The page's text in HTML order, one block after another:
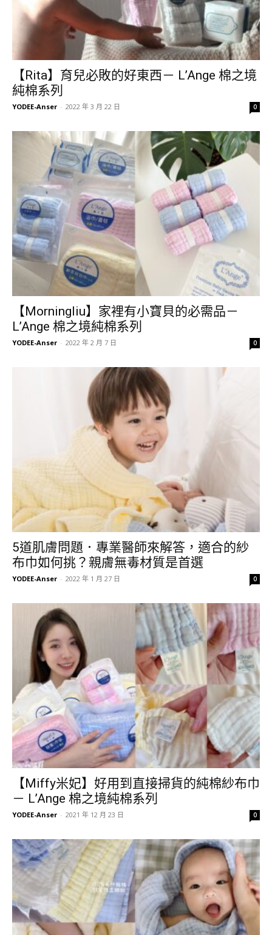
【Rita】育兒必敗的好東西－ L’Ange 棉之境
純棉系列
YODEE-Anser - 2022 年 3 月 22 日 0
【Morningliu】家裡有小寶貝的必需品－
L’Ange 棉之境純棉系列
YODEE-Anser - 2022 年 2 月 7 日 0
5道肌膚問題．專業醫師來解答，適合的紗
布巾如何挑？親膚無毒材質是首選
YODEE-Anser - 2022 年 1 月 27 日 0
【Miffy米妃】好用到直接掃貨的純棉紗布巾
－ L’Ange 棉之境純棉系列
YODEE-Anser - 2021 年 12 月 23 日 0